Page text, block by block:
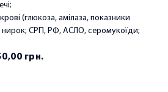
крові (глюкоза, амілаза, показники
нирок; СРП, РФ, АСЛО, серомукоїди;
грн.